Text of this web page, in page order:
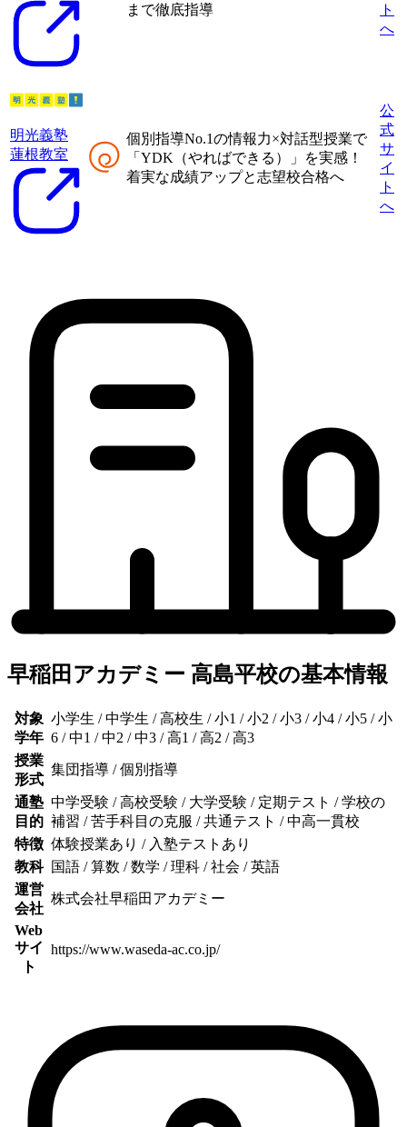
まで徹底指導
ト
へ
明光義塾
蓮根教室
個別指導No.1の情報力×対話型授業で
「 YDK（やればできる）
」を実感！
着実な成績アップと志望校合格へ
公
式
サ
イ
ト
へ
早稲田アカデミー 高島平校の基本情報
対象
学年
小学生 / 中学生 / 高校生 / 小1 / 小2 / 小3 / 小4 / 小5 / 小
6 / 中1 / 中2 / 中3 / 高1 / 高2 / 高3
授業
形式
集団指導 / 個別指導
通塾
目的
中学受験 / 高校受験 / 大学受験 / 定期テスト / 学校の
補習 / 苦手科目の克服 / 共通テスト / 中高一貫校
特徴 体験授業あり / 入塾テストあり
教科
国語 / 算数 / 数学 / 理科 / 社会 / 英語
運営
会社
株式会社早稲田アカデミー
Web
サイ
ト
https://www.waseda-ac.co.jp/